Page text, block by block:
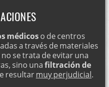
médicoso de centros
a través de materiales
se trata de evitar una
sino unafiltración de
resultarmuy perjudicial.